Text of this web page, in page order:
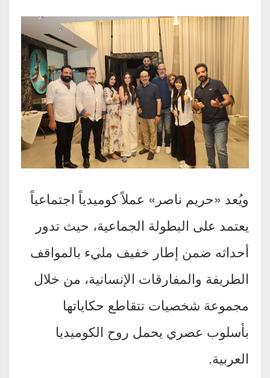
ويُعد «حريم ناصر» عملاً كوميدياً اجتماعياً
يعتمد على البطولة الجماعية، حيث تدور
أحداثه ضمن إطار خفيف مليء بالمواقف
الطريفة والمفارقات الإنسانية، من خلال
مجموعة شخصيات تتقاطع حكاياتها
بأسلوب عصري يحمل روح الكوميديا
العربية.